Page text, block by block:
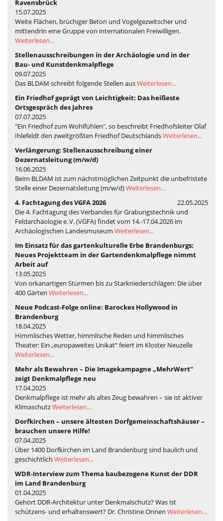
Ravensbrück
15.07.2025
Weite Flächen, brüchiger Beton und Vogelgezwitscher und
mittendrin eine Gruppe von internationalen Freiwilligen.
Weiterlesen...
Stellenausschreibungen in der Archäologie und in der
Bau- und Kunstdenkmalpflege
09.07.2025
Das BLDAM schreibt folgende Stellen ausWeiterlesen...
Ein Friedhof geprägt von Leichtigkeit: Das heißeste
Ortsgespräch des Jahres
07.07.2025
"Ein Friedhof zum Wohlfühlen", so beschreibt Friedhofsleiter Olaf
Ihlefeldt den zweitgrößten Friedhof DeutschlandsWeiterlesen...
Verlängerung: Stellenausschreibung einer
Dezernatsleitung (m/w/d)
16.06.2025
Beim BLDAM ist zum nächstmöglichen Zeitpunkt die unbefristete
Stelle einer Dezernatsleitung (m/w/d)Weiterlesen...
4. Fachtagung des VGFA 2026
22.05.2025
Die 4. Fachtagung des Verbandes für Grabungstechnik und
Feldarchäologie e. V. (VGFA) findet vom 14.-17.04.2026 im
Archäologischen Landesmuseum Weiterlesen...
Im Einsatz für das gartenkulturelle Erbe Brandenburgs:
Neues Projektteam in der Gartendenkmalpflege nimmt
Arbeit auf
13.05.2025
Von orkanartigen Stürmen bis zu Starkniederschlägen: Die über
400 Gärten Weiterlesen...
Neue Podcast-Folge online: Barockes Hollywood in
Brandenburg
18.04.2025
Himmlisches Wetter, himmlische Reden und himmlisches
Theater: Ein „europaweites Unikat“ feiert im Kloster Neuzelle
Weiterlesen...
Mehr als Bewahren – Die Imagekampagne „MehrWert“
zeigt Denkmalpflege neu
17.04.2025
Denkmalpflege ist mehr als altes Zeug bewahren – sie ist aktiver
KlimaschutzWeiterlesen...
Dorfkirchen – unsere ältesten Dorfgemeinschaftshäuser –
brauchen unsere Hilfe!
07.04.2025
Über 1400 Dorfkirchen im Land Brandenburg sind baulich und
geschichtlich Weiterlesen...
WDR-Interview zum Thema baubezogene Kunst der DDR
im Land Brandenburg
01.04.2025
Gehört DDR-Architektur unter Denkmalschutz? Was ist
schützens- und erhaltenswert? Dr. Christine Onnen Weiterlesen...